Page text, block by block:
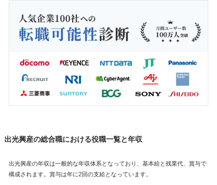
出光興産の総合職における役職一覧と年収
出光興産の年収は一般的な年収体系となっており、基本給と残業代、賞与で
構成されます。賞与は年に2回の支給となっています。